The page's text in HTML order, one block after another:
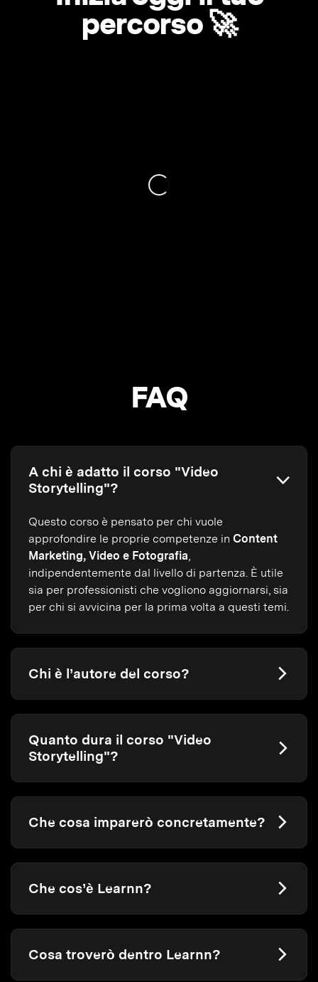
percorso 🚀
FAQ
A chi è adatto il corso "Video
Storytelling"?
Questo corso è pensato per chi vuole
approfondire le proprie competenze in Content
Marketing, Video e Fotografia
indipendentemente dal livello di partenza. È utile
sia per professionisti che vogliono aggiornarsi, sia
per chi si avvicina per la prima volta a questi temi.
Chi è l’autore del corso?
Quanto dura il corso "Video
Storytelling"?
Che cosa imparerò concretamente?
Che cos’è Learnn?
Cosa troverò dentro Learnn?